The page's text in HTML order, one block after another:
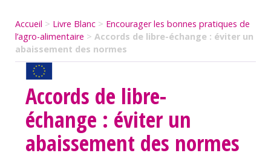
Accueil > Livre Blanc > Encourager les bonnes pratiques de
l’agro-alimentaire > Accords de libre-échange : éviter un
abaissement des normes
Accords de libre-
échange : éviter un
abaissement des normes